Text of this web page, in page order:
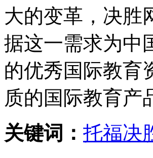
大的变革，决胜
据这一需求为中
的优秀国际教育
质的国际教育产
关键词： 托福决